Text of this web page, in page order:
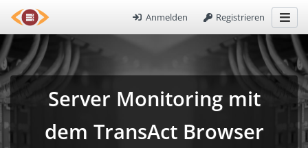
Anmelden Registrieren
Server Monitoring mit
dem TransAct Browser